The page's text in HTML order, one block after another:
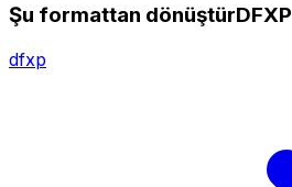
Şu formattan dönüştürDFXP
dfxp